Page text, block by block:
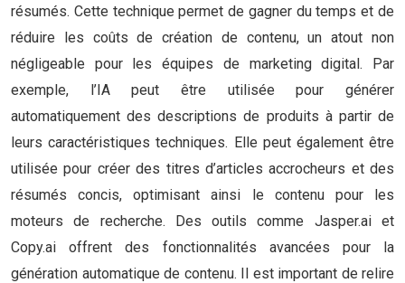
résumés. Cette technique permet de gagner du temps et de
réduire les coûts de création de contenu, un atout non
négligeable pour les équipes de marketing digital. Par
exemple, l’IA peut être utilisée pour générer
automatiquement des descriptions de produits à partir de
leurs caractéristiques techniques. Elle peut également être
utilisée pour créer des titres d’articles accrocheurs et des
résumés concis, optimisant ainsi le contenu pour les
moteurs de recherche. Des outils comme Jasper.ai et
Copy.ai offrent des fonctionnalités avancées pour la
génération automatique de contenu. Il est important de relire